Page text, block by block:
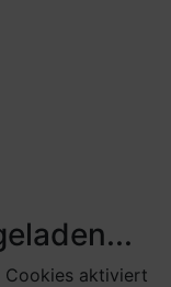
Cookies aktiviert